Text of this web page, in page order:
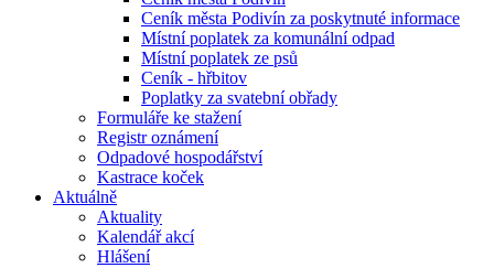
Ceník města Podivín za poskytnuté informace
Místní poplatek za komunální odpad
Místní poplatek ze psů
Ceník - hřbitov
Poplatky za svatební obřady
Formuláře ke stažení
Registr oznámení
Odpadové hospodářství
Kastrace koček
Aktuálně
Aktuality
Kalendář akcí
Hlášení